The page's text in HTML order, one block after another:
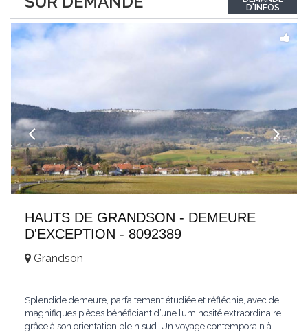
station et les sommets qui l'encadrent, un spectacle qui change
au fil des saisons. Avec...
D'INFOS
HAUTS DE GRANDSON - DEMEURE
D'EXCEPTION - 8092389
Grandson
Splendide demeure, parfaitement étudiée et réfléchie, avec de
magnifiques pièces bénéficiant d’une luminosité extraordinaire
grâce à son orientation plein sud. Un voyage contemporain à